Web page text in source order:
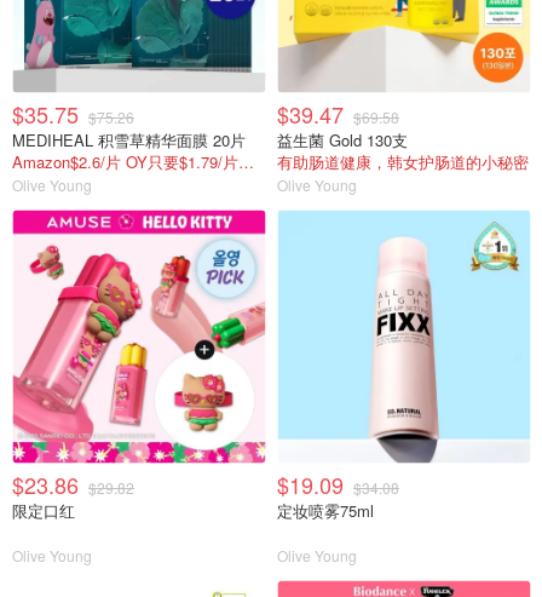
$35.75 $75.26
MEDIHEAL 积雪草精华面膜 20片
Amazon$2.6/片 OY只要$1.79/片，还送3件礼
Olive Young
$39.47 $69.58
益生菌 Gold 130支
有助肠道健康，韩女护肠道的小秘密
Olive Young
$23.86 $29.82
限定口红
Olive Young
$19.09 $34.08
定妆喷雾75ml
Olive Young